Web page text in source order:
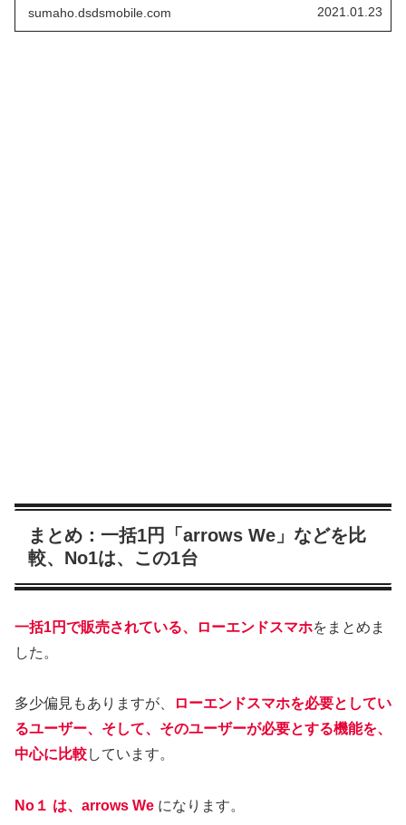
ド、AQUOS／Xperiaなども、DSDVに対応スマホが多くな
っています。 そして、日本シェアNo1の、iPhoneも、デュ
sumaho.dsdsmobile.com 2021.01.23
まとめ：一括1円「arrows We」などを比
較、No1は、この1台
一括1円で販売されている、ローエンドスマホをまとめま
した。
多少偏見もありますが、
ローエンドスマホを必要としてい
るユーザー、そして、そのユーザーが必要とする機能を、
中心に比較しています。
No１ は、arrows We になります。